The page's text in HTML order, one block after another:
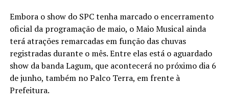
Embora o show do SPC tenha marcado o encerramento
oficial da programação de maio, o Maio Musical ainda
terá atrações remarcadas em função das chuvas
registradas durante o mês. Entre elas está o aguardado
show da banda Lagum, que acontecerá no próximo dia 6
de junho, também no Palco Terra, em frente à
Prefeitura.